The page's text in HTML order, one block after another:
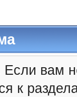
вам
к